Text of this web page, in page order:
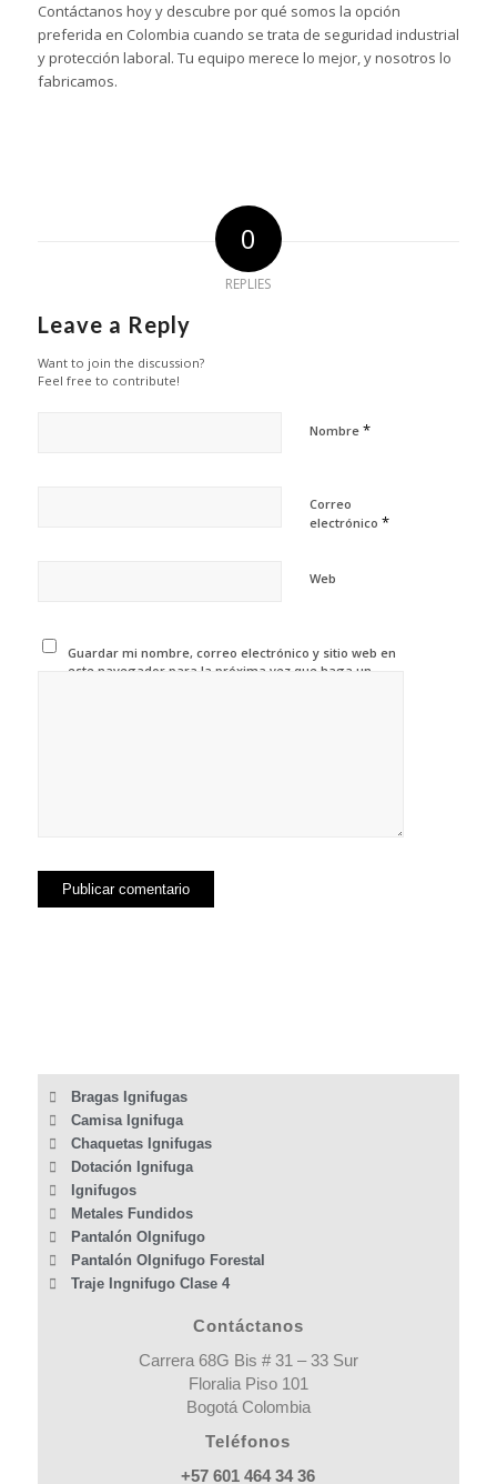
Contáctanos hoy y descubre por qué somos la opción
preferida en Colombia cuando se trata de seguridad industrial
y protección laboral. Tu equipo merece lo mejor, y nosotros lo
fabricamos.
0
REPLIES
Leave a Reply
Want to join the discussion?
Feel free to contribute!
Nombre *
Correo
electrónico *
Web
Guardar mi nombre, correo electrónico y sitio web en
este navegador para la próxima vez que haga un
Bragas Ignifugas
Camisa Ignifuga
Chaquetas Ignifugas
Dotación Ignifuga
Ignifugos
Metales Fundidos
Pantalón OIgnifugo
Pantalón OIgnifugo Forestal
Traje Ingnifugo Clase 4
Contáctanos
Carrera 68G Bis # 31 – 33 Sur
Floralia Piso 101
Bogotá Colombia
Teléfonos
+57 601 464 34 36